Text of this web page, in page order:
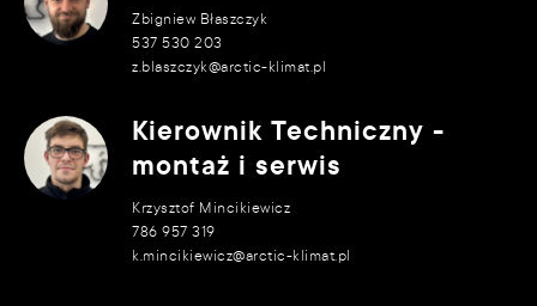
Zbigniew Błaszczyk
537 530 203
z.blaszczyk@arctic-klimat.pl
Kierownik Techniczny -
montaż i serwis
Krzysztof Mincikiewicz
786 957 319
k.mincikiewicz@arctic-klimat.pl